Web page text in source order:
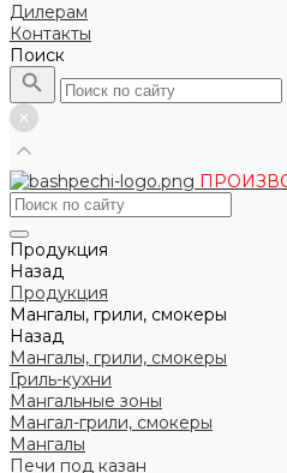
Дилерам
Контакты
Поиск
Продукция
Назад
Продукция
Мангалы, грили, смокеры
Назад
Мангалы, грили, смокеры
Гриль-кухни
Мангальные зоны
Мангал-грили, смокеры
Мангалы
Печи под казан